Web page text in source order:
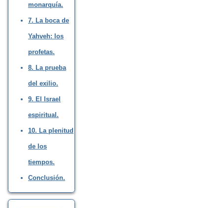
monarquía.
7. La boca de
Yahveh: los
profetas.
8. La prueba
del exilio.
9. El Israel
espiritual.
10. La plenitud
de los
tiempos.
Conclusión.